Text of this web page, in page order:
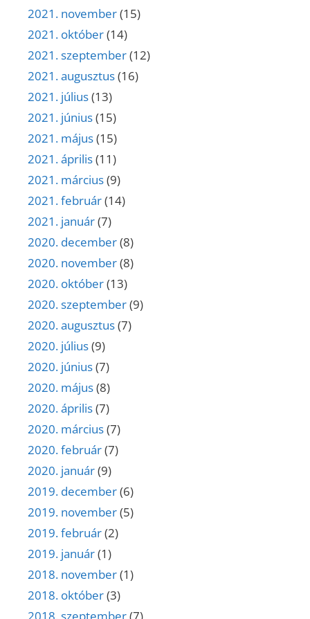
2021. november(15)
2021. október(14)
2021. szeptember(12)
2021. augusztus(16)
2021. július(13)
2021. június(15)
2021. május(15)
2021. április(11)
2021. március(9)
2021. február(14)
2021. január(7)
2020. december(8)
2020. november(8)
2020. október(13)
2020. szeptember(9)
2020. augusztus(7)
2020. július(9)
2020. június(7)
2020. május(8)
2020. április(7)
2020. március(7)
2020. február(7)
2020. január(9)
2019. december(6)
2019. november(5)
2019. február(2)
2019. január(1)
2018. november(1)
2018. október(3)
2018. szeptember(7)